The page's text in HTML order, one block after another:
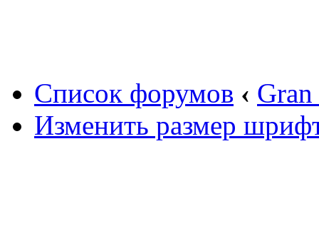
Список форумов ‹
Изменить размер